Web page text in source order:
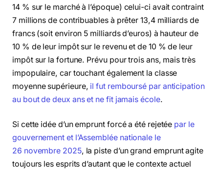
14 % sur le marché à l’époque) celui-ci avait contraint
7 millions de contribuables à prêter 13,4 milliards de
francs (soit environ 5 milliards d’euros) à hauteur de
10 % de leur impôt sur le revenu et de 10 % de leur
impôt sur la fortune. Prévu pour trois ans, mais très
impopulaire, car touchant également la classe
moyenne supérieure, il fut remboursé par anticipation
au bout de deux ans et ne fit jamais école.
Si cette idée d’un emprunt forcé a été rejetée par le
gouvernement et l’Assemblée nationale le
26 novembre 2025, la piste d’un grand emprunt agite
toujours les esprits d’autant que le contexte actuel